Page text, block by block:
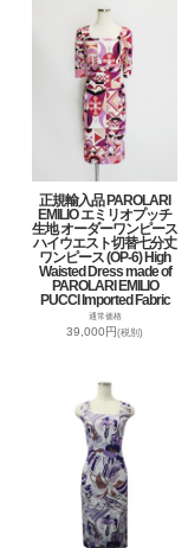
正規輸入品 PAROLARI
EMILIO エミリオプッチ
生地 オーダーワンピース
ハイウエスト切替七分丈
ワンピース (OP-6) High
Waisted Dress made of
PAROLARI EMILIO
PUCCI Imported Fabric
通常価格
39,000円(税別)